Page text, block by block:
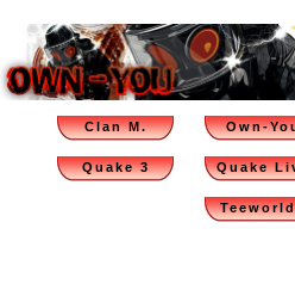
Clan M. Own-
Quake 3 Quake